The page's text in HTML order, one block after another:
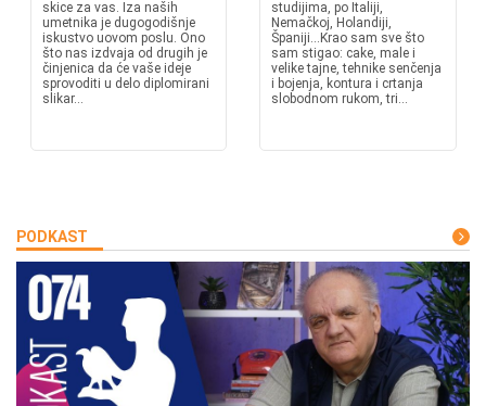
skice za vas. Iza naših
umetnika je dugogodišnje
iskustvo uovom poslu. Ono
što nas izdvaja od drugih je
činjenica da će vaše ideje
sprovoditi u delo diplomirani
slikar...
studijima, po Italiji,
Nemačkoj, Holandiji,
Španiji...Krao sam sve što
sam stigao: cake, male i
velike tajne, tehnike senčenja
i bojenja, kontura i crtanja
slobodnom rukom, tri...
PODKAST